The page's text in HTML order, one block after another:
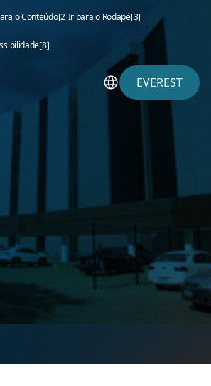
o Conteúdo[2]Ir para o Rodapé[3]
[8]
EVEREST